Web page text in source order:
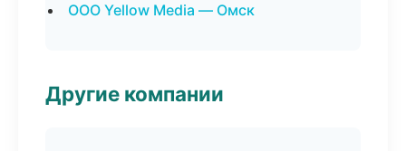
ООО Yellow Media — Омск
Другие компании